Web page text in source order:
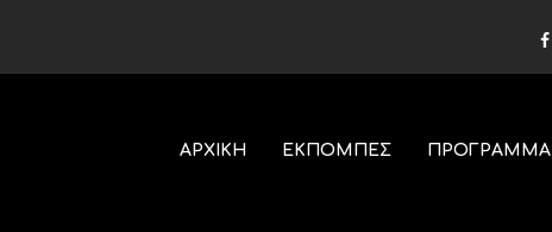
ΑΡΧΙΚΗ ΕΚΠΟΜΠΕΣ ΠΡΟΓΡΑΜΜΑ